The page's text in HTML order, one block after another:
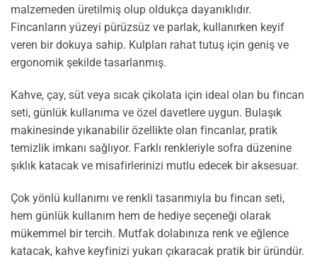
malzemeden üretilmiş olup oldukça dayanıklıdır.
Fincanların yüzeyi pürüzsüz ve parlak, kullanırken keyif
veren bir dokuya sahip. Kulpları rahat tutuş için geniş ve
ergonomik şekilde tasarlanmış.
Kahve, çay, süt veya sıcak çikolata için ideal olan bu fincan
seti, günlük kullanıma ve özel davetlere uygun. Bulaşık
makinesinde yıkanabilir özellikte olan fincanlar, pratik
temizlik imkanı sağlıyor. Farklı renkleriyle sofra düzenine
şıklık katacak ve misafirlerinizi mutlu edecek bir aksesuar.
Çok yönlü kullanımı ve renkli tasarımıyla bu fincan seti,
hem günlük kullanım hem de hediye seçeneği olarak
mükemmel bir tercih. Mutfak dolabınıza renk ve eğlence
katacak, kahve keyfinizi yukarı çıkaracak pratik bir üründür.